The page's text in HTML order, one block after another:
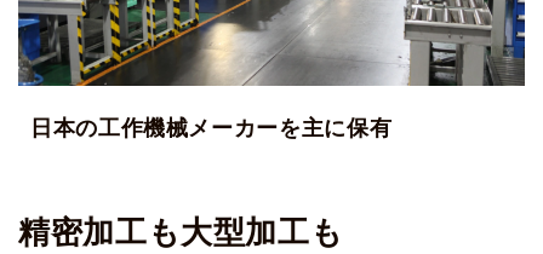
日本の工作機械メーカーを主に保有
精密加工も大型加工も